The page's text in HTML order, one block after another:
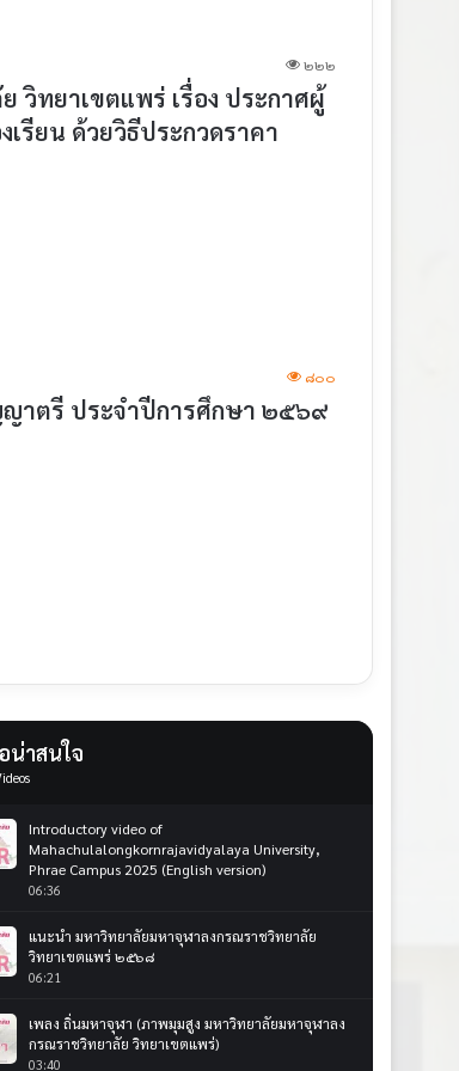
๒๒๒
ทยาเขตแพร่ เรื่อง ประกาศผู้
รียน ด้วยวิธีประกวดราคา
๘๐๐
าตรี ประจำปีการศึกษา ๒๕๖๙
น่าสนใจ
Introductory video of
Mahachulalongkornrajavidyalaya University,
Phrae Campus 2025 (English version)
06:36
แนะนำ มหาวิทยาลัยมหาจุฬาลงกรณราชวิทยาลัย
วิทยาเขตแพร่ ๒๕๖๘
06:21
เพลง ถิ่นมหาจุฬา (ภาพมุมสูง มหาวิทยาลัยมหาจุฬาลง
กรณราชวิทยาลัย วิทยาเขตแพร่)
03:40